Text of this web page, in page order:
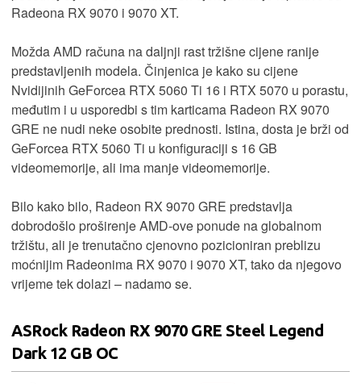
Radeona RX 9070 i 9070 XT.
Možda AMD računa na daljnji rast tržišne cijene ranije
predstavljenih modela. Činjenica je kako su cijene
Nvidijinih GeForcea RTX 5060 Ti 16 i RTX 5070 u porastu,
međutim i u usporedbi s tim karticama Radeon RX 9070
GRE ne nudi neke osobite prednosti. Istina, dosta je brži od
GeForcea RTX 5060 Ti u konfiguraciji s 16 GB
videomemorije, ali ima manje videomemorije.
Bilo kako bilo, Radeon RX 9070 GRE predstavlja
dobrodošlo proširenje AMD-ove ponude na globalnom
tržištu, ali je trenutačno cjenovno pozicioniran preblizu
moćnijim Radeonima RX 9070 i 9070 XT, tako da njegovo
vrijeme tek dolazi – nadamo se.
ASRock Radeon RX 9070 GRE Steel Legend
Dark 12 GB OC